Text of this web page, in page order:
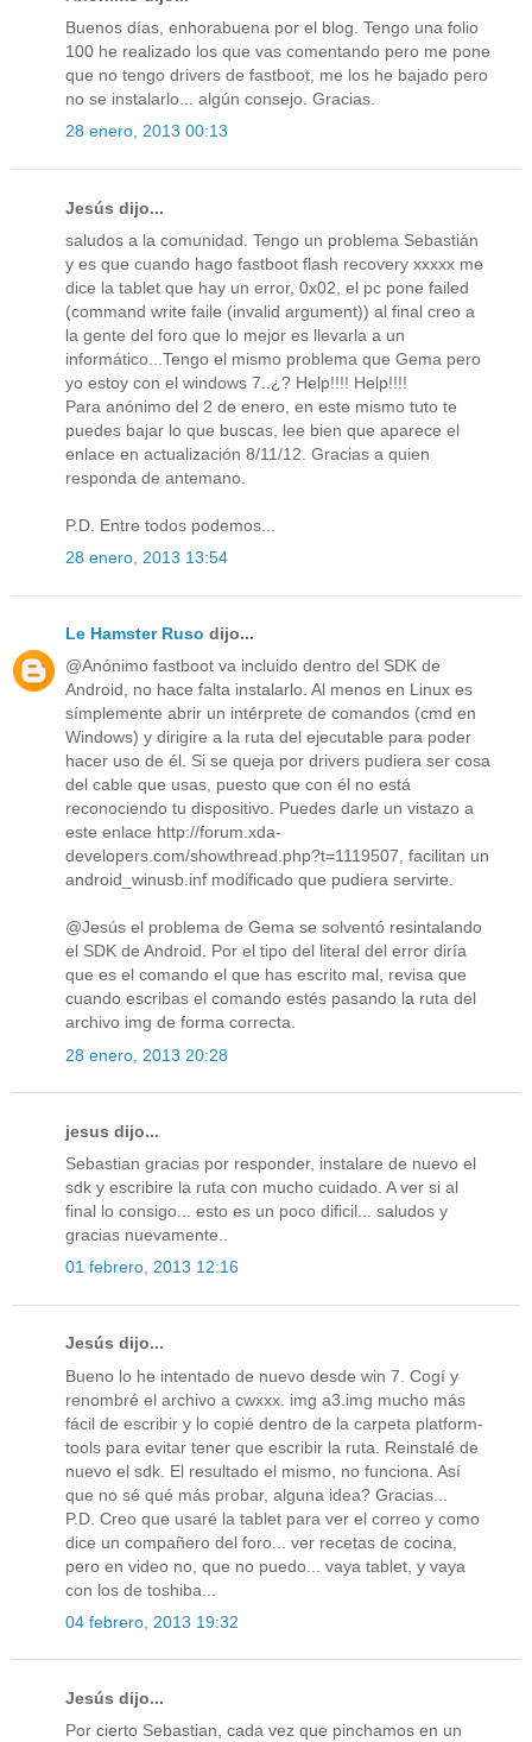
Buenos días, enhorabuena por el blog. Tengo una folio
100 he realizado los que vas comentando pero me pone
que no tengo drivers de fastboot, me los he bajado pero
no se instalarlo... algún consejo. Gracias.
28 enero, 2013 00:13
Jesús dijo...
saludos a la comunidad. Tengo un problema Sebastián
y es que cuando hago fastboot flash recovery xxxxx me
dice la tablet que hay un error, 0x02, el pc pone failed
(command write faile (invalid argument)) al final creo a
la gente del foro que lo mejor es llevarla a un
informático...Tengo el mismo problema que Gema pero
yo estoy con el windows 7..¿? Help!!!! Help!!!!
Para anónimo del 2 de enero, en este mismo tuto te
puedes bajar lo que buscas, lee bien que aparece el
enlace en actualización 8/11/12. Gracias a quien
responda de antemano.
P.D. Entre todos podemos...
28 enero, 2013 13:54
Le Hamster Ruso dijo...
@Anónimo fastboot va incluido dentro del SDK de
Android, no hace falta instalarlo. Al menos en Linux es
símplemente abrir un intérprete de comandos (cmd en
Windows) y dirigire a la ruta del ejecutable para poder
hacer uso de él. Si se queja por drivers pudiera ser cosa
del cable que usas, puesto que con él no está
reconociendo tu dispositivo. Puedes darle un vistazo a
este enlace http://forum.xda-
developers.com/showthread.php?t=1119507, facilitan un
android_winusb.inf modificado que pudiera servirte.
@Jesús el problema de Gema se solventó resintalando
el SDK de Android. Por el tipo del literal del error diría
que es el comando el que has escrito mal, revisa que
cuando escribas el comando estés pasando la ruta del
archivo img de forma correcta.
28 enero, 2013 20:28
jesus dijo...
Sebastian gracias por responder, instalare de nuevo el
sdk y escribire la ruta con mucho cuidado. A ver si al
final lo consigo... esto es un poco dificil... saludos y
gracias nuevamente..
01 febrero, 2013 12:16
Jesús dijo...
Bueno lo he intentado de nuevo desde win 7. Cogí y
renombré el archivo a cwxxx. img a3.img mucho más
fácil de escribir y lo copié dentro de la carpeta platform-
tools para evitar tener que escribir la ruta. Reinstalé de
nuevo el sdk. El resultado el mismo, no funciona. Así
que no sé qué más probar, alguna idea? Gracias...
P.D. Creo que usaré la tablet para ver el correo y como
dice un compañero del foro... ver recetas de cocina,
pero en video no, que no puedo... vaya tablet, y vaya
con los de toshiba...
04 febrero, 2013 19:32
Jesús dijo...
Por cierto Sebastian, cada vez que pinchamos en un